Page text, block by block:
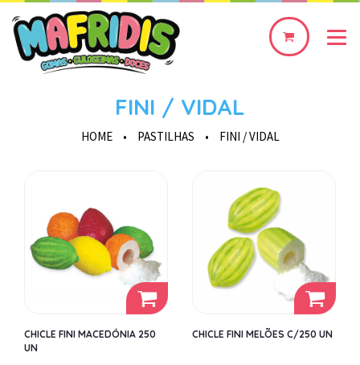
0
FINI / VIDAL
HOME • PASTILHAS • FINI / VIDAL
CHICLE FINI MACEDÓNIA 250
UN
CHICLE FINI MELÕES C/250 UN